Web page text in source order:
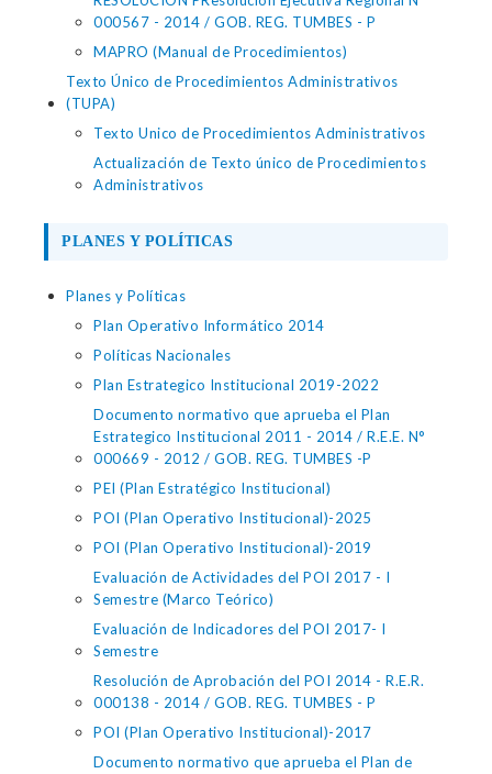
000567 - 2014 / GOB. REG. TUMBES - P
MAPRO (Manual de Procedimientos)
Texto Único de Procedimientos Administrativos
(TUPA)
Texto Unico de Procedimientos Administrativos
Actualización de Texto único de Procedimientos
Administrativos
PLANES Y POLÍTICAS
Planes y Políticas
Plan Operativo Informático 2014
Políticas Nacionales
Plan Estrategico Institucional 2019-2022
Documento normativo que aprueba el Plan
Estrategico Institucional 2011 - 2014 / R.E.E. N°
000669 - 2012 / GOB. REG. TUMBES -P
PEI (Plan Estratégico Institucional)
POI (Plan Operativo Institucional)-2025
POI (Plan Operativo Institucional)-2019
Evaluación de Actividades del POI 2017 - I
Semestre (Marco Teórico)
Evaluación de Indicadores del POI 2017- I
Semestre
Resolución de Aprobación del POI 2014 - R.E.R.
000138 - 2014 / GOB. REG. TUMBES - P
POI (Plan Operativo Institucional)-2017
Documento normativo que aprueba el Plan de